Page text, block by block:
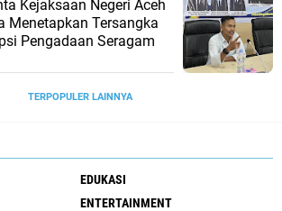
Kejaksaan Negeri Aceh
Menetapkan Tersangka
Pengadaan Seragam
TERPOPULER LAINNYA
EDUKASI
ENTERTAINMENT